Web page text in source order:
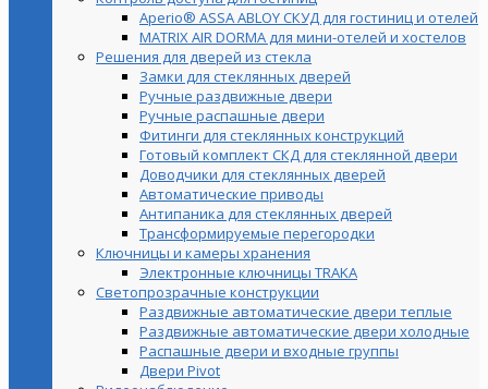
Aperio® ASSA ABLOY СКУД для гостиниц и отелей
MATRIX AIR DORMA для мини-отелей и хостелов
Решения для дверей из стекла
Замки для стеклянных дверей
Ручные раздвижные двери
Ручные распашные двери
Фитинги для стеклянных конструкций
Готовый комплект СКД для стеклянной двери
Доводчики для стеклянных дверей
Автоматические приводы
Антипаника для стеклянных дверей
Трансформируемые перегородки
Ключницы и камеры хранения
Электронные ключницы TRAKA
Светопрозрачные конструкции
Раздвижные автоматические двери теплые
Раздвижные автоматические двери холодные
Распашные двери и входные группы
Двери Pivot